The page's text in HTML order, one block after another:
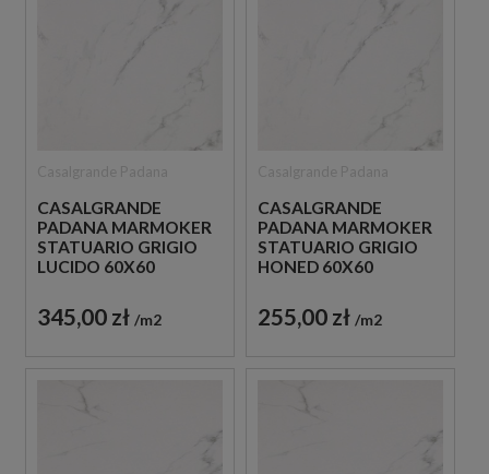
CASALGRANDE
PADANA MARMOKER
STATUARIO GRIGIO
LUCIDO 60X60
345,00 zł m2
CASALGRANDE
PADANA MARMOKER
STATUARIO GRIGIO
HONED 60X60
255,00 zł m2